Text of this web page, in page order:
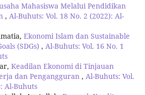
Mahasiswa Melalui Pendidikan
, Al-Buhuts: Vol. 18 No. 2 (2022): Al-
Ekonomi Islam dan Sustainable
(SDGs) , Al-Buhuts: Vol. 16 No. 1
Keadilan Ekonomi di Tinjauan
dan Pengangguran , Al-Buhuts: Vol.
Al-Buhuts